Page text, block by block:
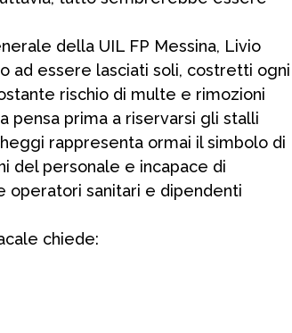
della UIL FP Messina, Livio
ad essere lasciati soli, costretti ogni
rischio di multe e rimozioni
pensa prima a riservarsi gli stalli
rappresenta ormai il simbolo di
del personale e incapace di
operatori sanitari e dipendenti
chiede: